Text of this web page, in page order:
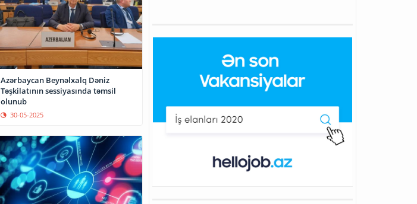
Azərbaycan Beynəlxalq Dəniz
Təşkilatının sessiyasında təmsil
olunub
30-05-2025